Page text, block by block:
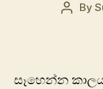
PostBy
සෑහෙන්න